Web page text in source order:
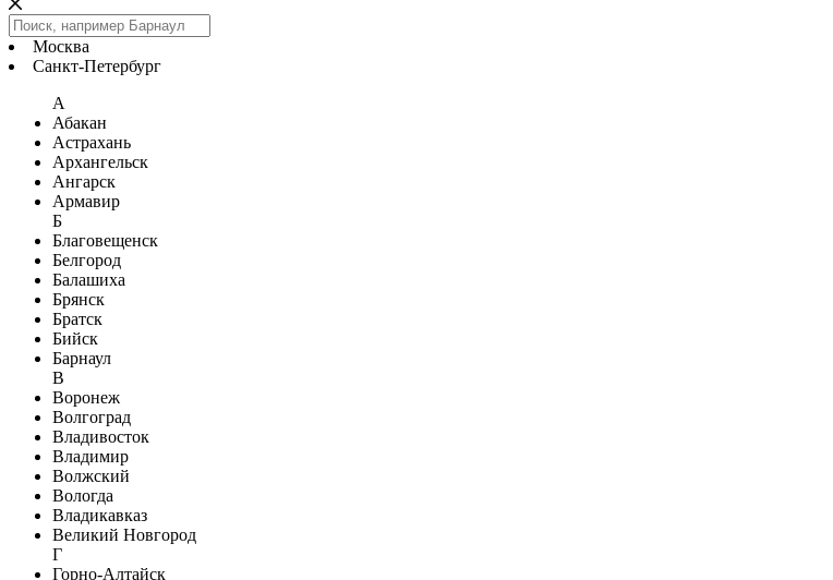
Москва
Санкт-Петербург
А
Абакан
Астрахань
Архангельск
Ангарск
Армавир
Б
Благовещенск
Белгород
Балашиха
Брянск
Братск
Бийск
Барнаул
В
Воронеж
Волгоград
Владивосток
Владимир
Волжский
Вологда
Владикавказ
Великий Новгород
Г
Горно-Алтайск